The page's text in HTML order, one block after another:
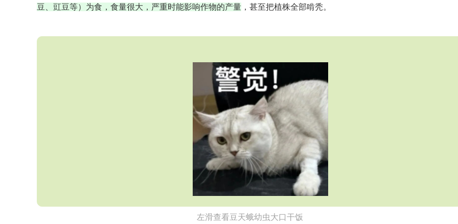
豆、豇豆等）为食，食量很大，严重时能影响作物的产量 ，甚至把植株全部啃秃。
左滑查看豆天蛾幼虫大口干饭